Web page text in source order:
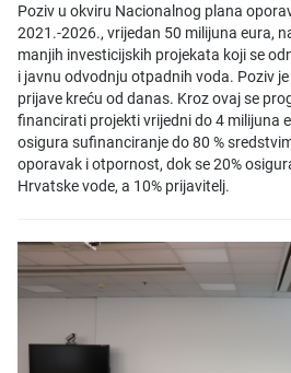
Poziv u okviru Nacionalnog plana
2021.-2026., vrijedan 50 milijuna eura,
manjih investicijskih projekata koji se
i javnu odvodnju otpadnih voda. Poziv
prijave kreću od danas. Kroz ovaj se
financirati projekti vrijedni do 4 milijuna
osigura sufinanciranje do 80 %
oporavak i otpornost, dok se 20%
Hrvatske vode, a 10% prijavitelj.